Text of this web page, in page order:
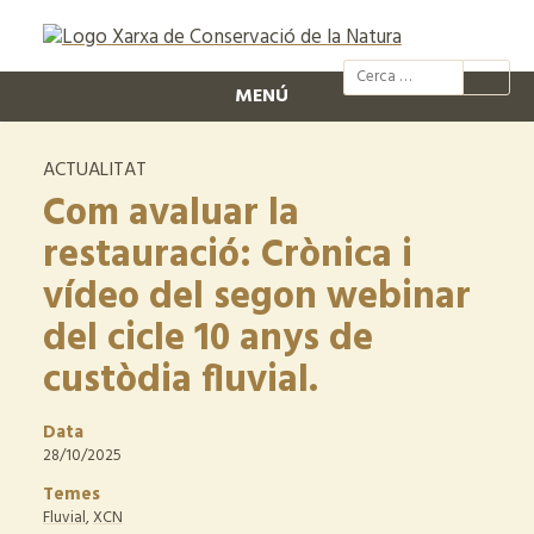
@xcn.cat
MENÚ
ACTUALITAT
Com avaluar la
restauració: Crònica i
vídeo del segon webinar
del cicle 10 anys de
custòdia fluvial.
Data
28/10/2025
Temes
Fluvial,XCN